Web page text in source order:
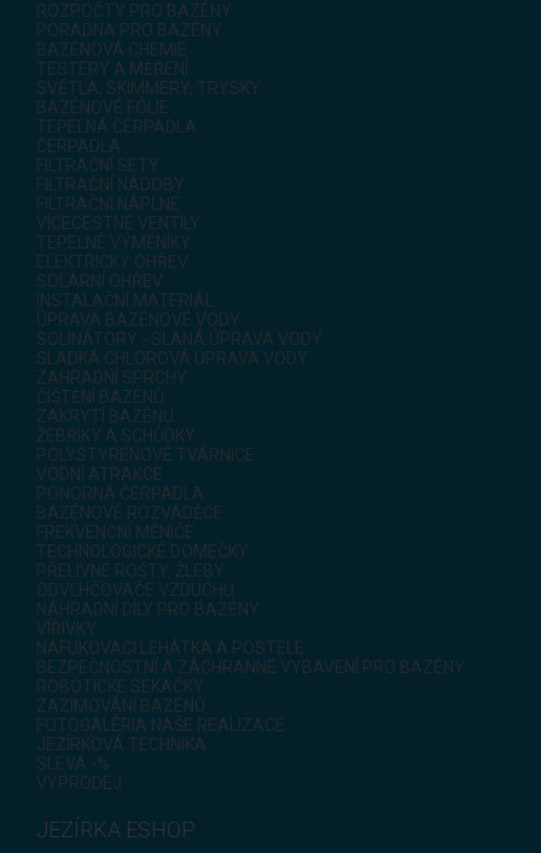
ROZPOČTY PRO BAZÉNY
PORADNA PRO BAZÉNY
BAZÉNOVÁ CHEMIE
TESTERY A MĚŘENÍ
SVĚTLA, SKIMMERY, TRYSKY
BAZÉNOVÉ FÓLIE
TEPELNÁ ČERPADLA
ČERPADLA
FILTRAČNÍ SETY
FILTRAČNÍ NÁDOBY
FILTRAČNÍ NÁPLNE
VÍCECESTNÉ VENTILY
TEPELNÉ VÝMĚNÍKY
ELEKTRICKÝ OHŘEV
SOLÁRNÍ OHŘEV
INSTALAČNÍ MATERIÁL
ÚPRAVA BAZÉNOVÉ VODY
SOLINÁTORY - SLANÁ ÚPRAVA VODY
SLADKÁ CHLOROVÁ ÚPRAVA VODY
ZAHRADNÍ SPRCHY
ČIŠTĚNÍ BAZÉNŮ
ZAKRYTÍ BAZÉNU
ŽEBŘÍKY A SCHŮDKY
POLYSTYRENOVÉ TVÁRNICE
VODNÍ ATRAKCE
PONORNÁ ČERPADLA
BAZÉNOVÉ ROZVADĚČE
FREKVENČNÍ MĚNIČE
TECHNOLOGICKÉ DOMEČKY
PŘELIVNÉ ROŠTY, ŽLEBY
ODVLHČOVAČE VZDUCHU
NÁHRADNÍ DÍLY PRO BAZÉNY
VÍŘIVKY
NAFUKOVACÍ LEHÁTKA A POSTELE
BEZPEČNOSTNÍ A ZÁCHRANNÉ VYBAVENÍ PRO BAZÉNY
ROBOTICKÉ SEKAČKY
ZAZIMOVÁNÍ BAZÉNŮ
FOTOGALÉRIA NAŠE REALIZACE
JEZÍRKOVÁ TECHNIKA
SLEVA -%
VÝPRODEJ
JEZÍRKA ESHOP